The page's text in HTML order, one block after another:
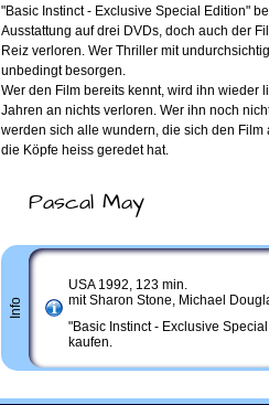
"Basic Instinct - Exclusive Special Edition"
Ausstattung auf drei DVDs, doch auch der
Reiz verloren. Wer Thriller mit
unbedingt besorgen.
Wer den Film bereits kennt, wird ihn wieder
Jahren an nichts verloren. Wer ihn noch
werden sich alle wundern, die sich den
die Köpfe heiss geredet hat.
Pascal May
Info
USA 1992, 123 min.
mit Sharon Stone, Michael
"Basic Instinct - Exclusive
kaufen.